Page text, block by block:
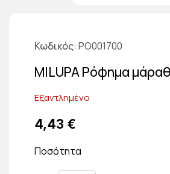
Κωδικός PO001700
MILUPA Ρόφημα
Εξαντλημένο
4,43 €
Ποσότητα